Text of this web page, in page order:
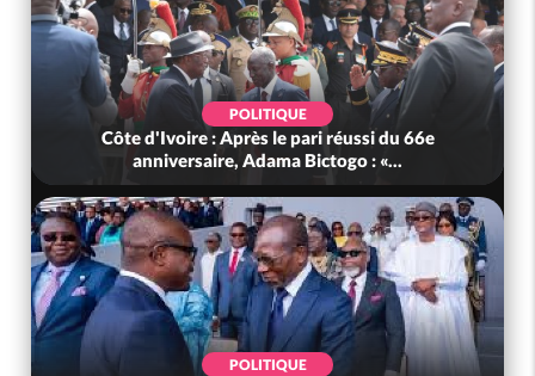
POLITIQUE
Côte d'Ivoire : Après le pari réussi du 66e
anniversaire, Adama Bictogo : «...
POLITIQUE